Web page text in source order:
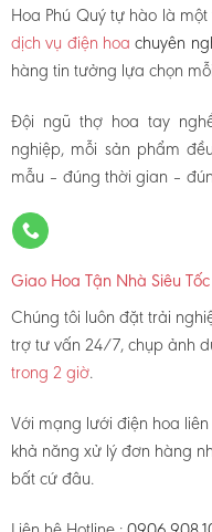
Hoa Phú Quý tự hào là
dịch vụ điện hoachuyên
hàng tin tưởng lựa chọn
Đội ngũ thợ hoa tay
nghiệp, mỗi sản phẩm
mẫu – đúng thời gian –
Giao Hoa Tận Nhà Siêu Tốc
Chúng tôi luôn đặt trải
trợ tư vấn 24/7, chụp ảnh
trong 2 giờ.
Với mạng lưới điện hoa
khả năng xử lý đơn hàng
bất cứ đâu.